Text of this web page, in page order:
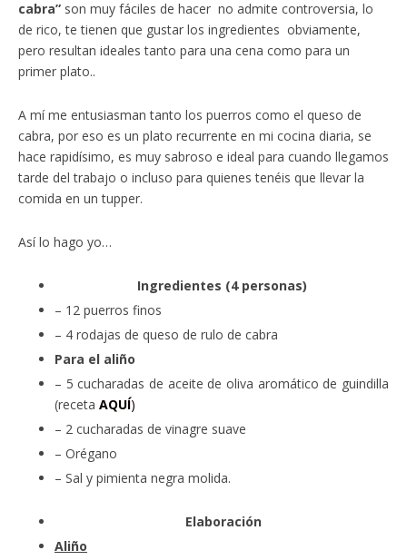
cabra” son muy fáciles de hacer no admite controversia, lo
de rico, te tienen que gustar los ingredientes obviamente,
pero resultan ideales tanto para una cena como para un
primer plato..
A mí me entusiasman tanto los puerros como el queso de
cabra, por eso es un plato recurrente en mi cocina diaria, se
hace rapidísimo, es muy sabroso e ideal para cuando llegamos
tarde del trabajo o incluso para quienes tenéis que llevar la
comida en un tupper.
Así lo hago yo…
Ingredientes (4 personas)
– 12 puerros finos
– 4 rodajas de queso de rulo de cabra
Para el aliño
– 5 cucharadas de aceite de oliva aromático de guindilla
(receta AQUÍ)
– 2 cucharadas de vinagre suave
– Orégano
– Sal y pimienta negra molida.
Elaboración
Aliño